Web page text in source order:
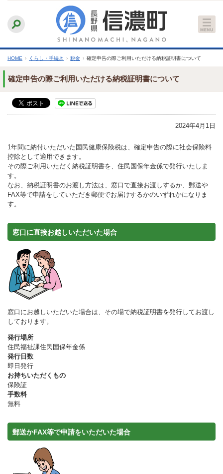
文
へ
ふりがなをつける
文字サイズ
縮小 標準 拡大
HOME › くらし・手続き › 税金 › 確定申告の際ご利用いただける納税証明書について
確定申告の際ご利用いただける納税証明書について
2024年4月1日
1年間に納付いただいた国民健康保険税は、確定申告の際に社会保険料
控除として適用できます。
その際ご利用いただく納税証明書を、住民国保年金係で発行いたしま
す。
なお、納税証明書のお渡し方法は、窓口で直接お渡しするか、郵送や
FAX等で申請をしていただき郵便でお届けするかのいずれかになりま
す。
窓口に直接お越しいただいた場合
窓口にお越しいただいた場合は、その場で納税証明書を発行してお渡し
しております。
発行場所
住民福祉課住民国保年金係
発行日数
即日発行
お持ちいただくもの
保険証
手数料
無料
郵送かFAX等で申請をいただいた場合